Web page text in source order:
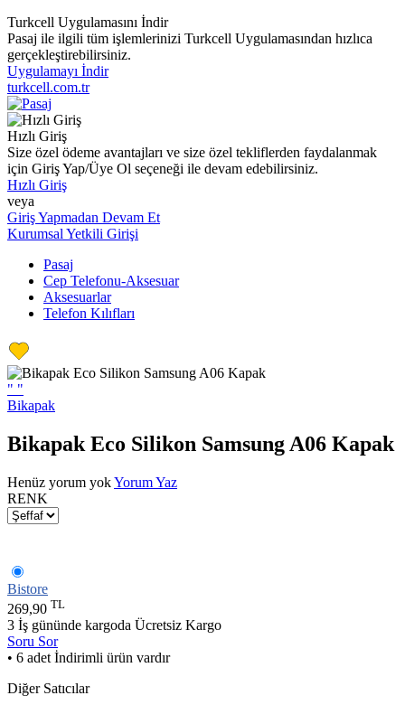
Turkcell Uygulamasını İndir
Pasaj ile ilgili tüm işlemlerinizi Turkcell Uygulamasından hızlıca
gerçekleştirebilirsiniz.
Uygulamayı İndir
turkcell.com.tr
Hızlı Giriş
Size özel ödeme avantajları ve size özel tekliflerden faydalanmak
için Giriş Yap/Üye Ol seçeneği ile devam edebilirsiniz.
Hızlı Giriş
veya
Giriş Yapmadan Devam Et
Kurumsal Yetkili Girişi
Pasaj
Cep Telefonu-Aksesuar
Aksesuarlar
Telefon Kılıfları
" "
Bikapak
Bikapak Eco Silikon Samsung A06 Kapak
Henüz yorum yokYorum Yaz
RENK
Bistore
269,90 TL
3 İş gününde kargoda Ücretsiz Kargo
Soru Sor
• 6 adet İndirimli ürün vardır
Diğer Satıcılar